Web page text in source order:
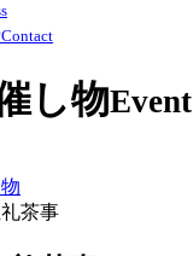
Contact
し物Event
茶事